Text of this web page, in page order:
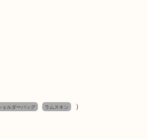
ョルダーバッグ ラムスキン
）